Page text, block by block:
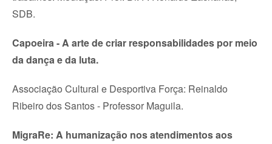
SDB.
Capoeira - A arte de criar responsabilidades por meio
da dança e da luta.
Associação Cultural e Desportiva Força: Reinaldo
Ribeiro dos Santos - Professor Maguila.
MigraRe: A humanização nos atendimentos aos